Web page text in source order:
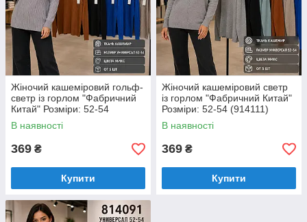
Жіночий кашеміровий гольф-
светр із горлом "Фабричний
Китай" Розміри: 52-54
(914107)
В наявності
369 ₴
Купити
Жіночий кашеміровий светр
із горлом "Фабричний Китай"
Розміри: 52-54 (914111)
В наявності
369 ₴
Купити